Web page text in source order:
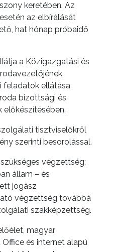
keretében. Az
az elbírálását
hat hónap próbaidő
a Közigazgatási és
feladatok ellátása
bizottsági és
előkészítésében.
tisztviselőkről
szerinti besorolással.
végzettség:
állam – és
jogász
végzettség továbbá
szakképzettség.
magyar
és internet alapú